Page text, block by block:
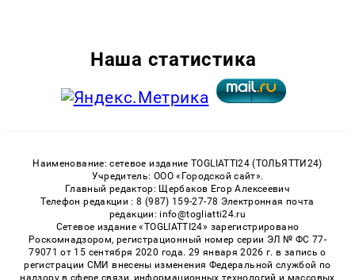
Наша статистика
Наименование: сетевое издание TOGLIATTI24 (ТОЛЬЯТТИ24)
Учредитель: ООО «Городской сайт».
Главный редактор: Щербаков Егор Алексеевич
Телефон редакции : 8 (987) 159-27-78 Электронная почта
редакции: info@togliatti24.ru
Сетевое издание «TOGLIATTI24» зарегистрировано
Роскомнадзором, регистрационный номер серии ЭЛ № ФС 77-
79071 от 15 сентября 2020 года. 29 января 2026 г. в запись о
регистрации СМИ внесены изменения Федеральной службой по